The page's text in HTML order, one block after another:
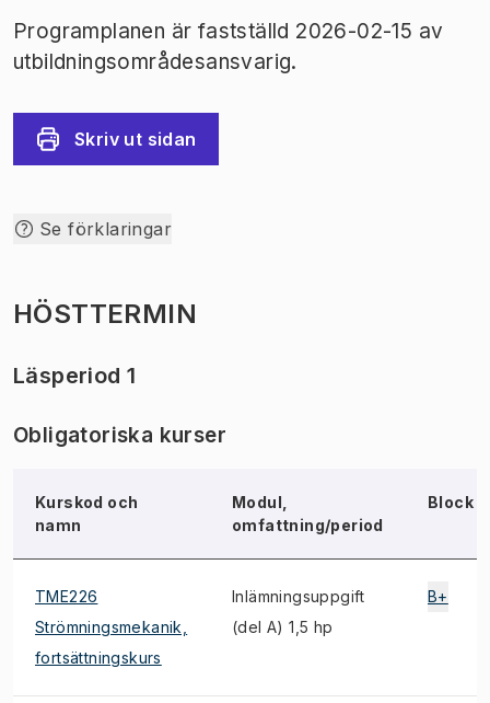
Programplanen är fastställd 2026-02-15 av
utbildningsområdesansvarig.
Skriv ut sidan
Se förklaringar
HÖSTTERMIN
Läsperiod 1
Obligatoriska kurser
Kurskod och
namn
Modul,
omfattning/period
Block
TME226
Strömningsmekanik,
fortsättningskurs
Inlämningsuppgift
(del A) 1,5 hp
B+